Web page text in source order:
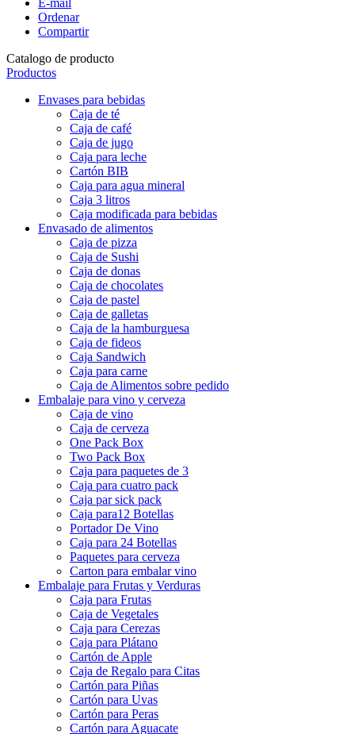
E-mail
Ordenar
Compartir
Catalogo de producto
Productos
Envases para bebidas
Caja de té
Caja de café
Caja de jugo
Caja para leche
Cartón BIB
Caja para agua mineral
Caja 3 litros
Caja modificada para bebidas
Envasado de alimentos
Caja de pizza
Caja de Sushi
Caja de donas
Caja de chocolates
Caja de pastel
Caja de galletas
Caja de la hamburguesa
Caja de fideos
Caja Sandwich
Caja para carne
Caja de Alimentos sobre pedido
Embalaje para vino y cerveza
Caja de vino
Caja de cerveza
One Pack Box
Two Pack Box
Caja para paquetes de 3
Caja para cuatro pack
Caja par sick pack
Caja para12 Botellas
Portador De Vino
Caja para 24 Botellas
Paquetes para cerveza
Carton para embalar vino
Embalaje para Frutas y Verduras
Caja para Frutas
Caja de Vegetales
Caja para Cerezas
Caja para Plátano
Cartón de Apple
Caja de Regalo para Citas
Cartón para Piñas
Cartón para Uvas
Cartón para Peras
Cartón para Aguacate